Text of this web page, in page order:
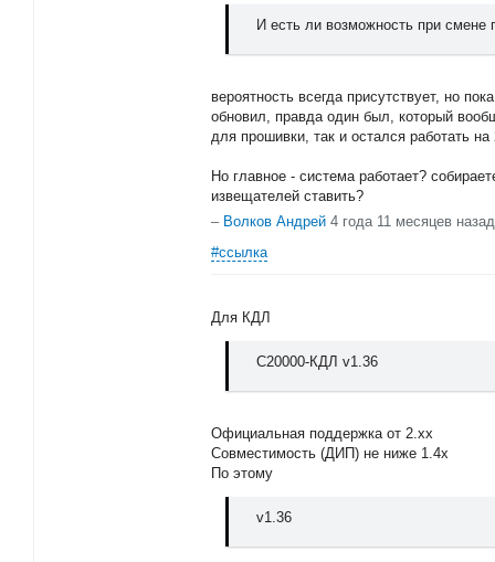
И есть ли возможность при смене
вероятность всегда присутствует, но
обновил, правда один был, который
для прошивки, так и остался работать на
Но главное - система работает?
извещателей ставить?
– Волков Андрей 4 года 11 месяцев назад
#ссылка
Для КДЛ
С20000-КДЛ v1.36
Официальная поддержка от 2.хх
Совместимость (ДИП) не ниже 1.4х
По этому
v1.36